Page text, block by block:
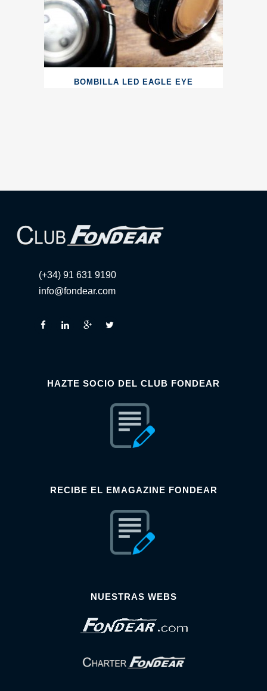
BOMBILLA LED EAGLE EYE
(+34) 91 631 9190
info@fondear.com
HAZTE SOCIO DEL CLUB FONDEAR
RECIBE EL EMAGAZINE FONDEAR
NUESTRAS WEBS